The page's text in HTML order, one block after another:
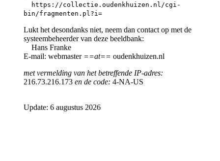
https://collectie.oudenkhuizen.nl/cgi-
bin/fragmenten.pl?i=
Lukt het desondanks niet, neem dan contact op met de
systeembeheerder van deze beeldbank:
Hans Franke
E-mail: webmaster ==at== oudenkhuizen.nl
met vermelding van het betreffende IP-adres:
216.73.216.173 en de code: 4-NA-US
Update: 6 augustus 2026